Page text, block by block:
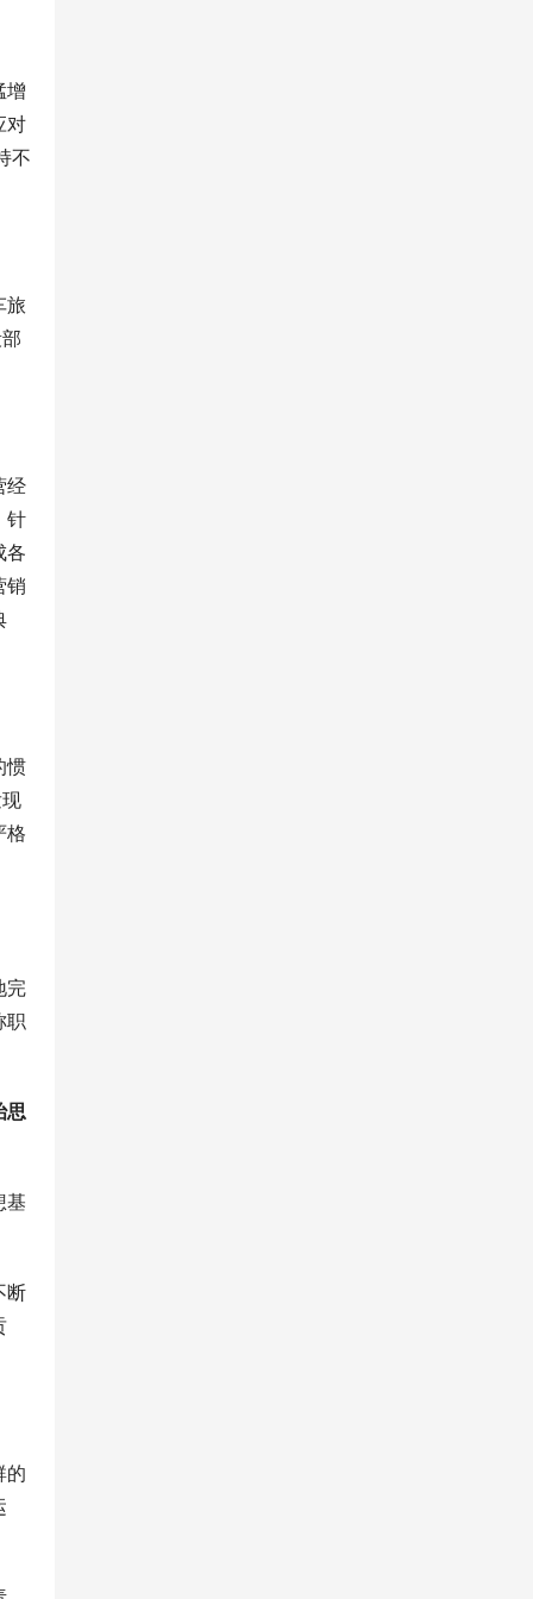
增
对
不
旅
经
针
各
销
惯
格
完
职
思
基
断
的